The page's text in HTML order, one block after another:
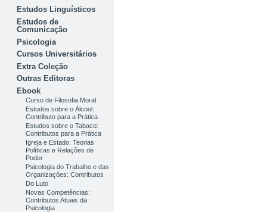
Estudos Linguísticos
Estudos de
Comunicação
Psicologia
Cursos Universitários
Extra Coleção
Outras Editoras
Ebook
Curso de Filosofia Moral
Estudos sobre o Álcool:
Contributo para a Prática
Estudos sobre o Tabaco:
Contributos para a Prática
Igreja e Estado: Teorias
Políticas e Relações de
Poder
Psicologia do Trabalho e das
Organizações: Contributos
Do Luto
Novas Competências:
Contributos Atuais da
Psicologia